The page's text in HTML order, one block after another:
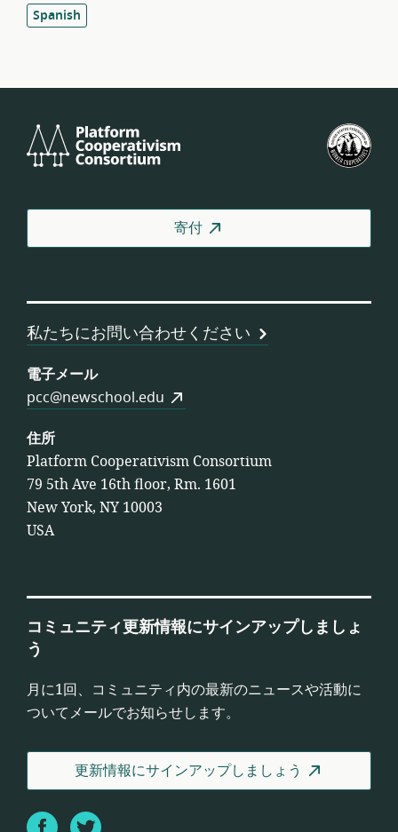
Spanish
Cooperativism
国
合
寄付
私たちにお問い合わせください
電子メール
pcc@newschool.edu
住所
Platform Cooperativism Consortium
79 5th Ave 16th floor, Rm. 1601
New York, NY 10003
USA
コミュニティ更新情報にサインアップしましょ
う
月に1回、コミュニティ内の最新のニュースや活動に
ついてメールでお知らせします。
更新情報にサインアップしましょう
FacebookTwitter